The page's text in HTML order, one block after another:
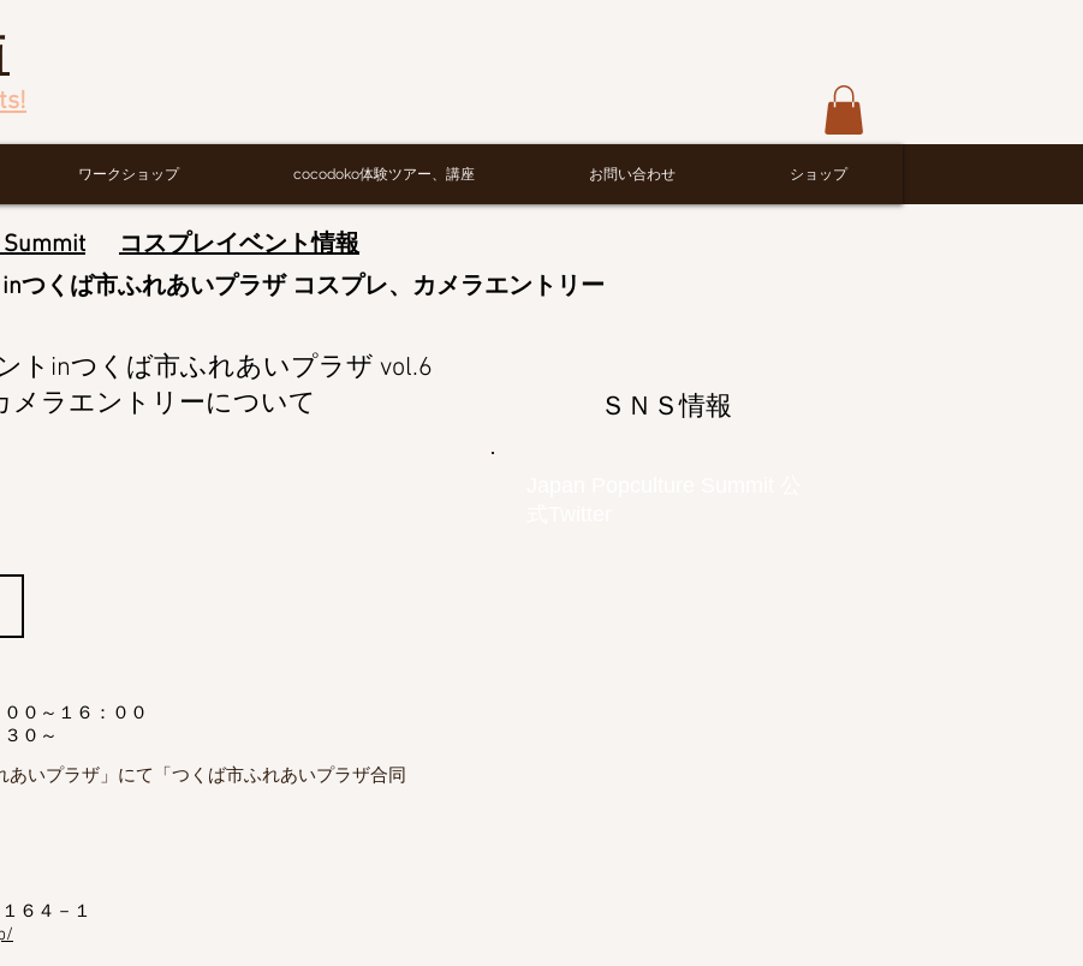
ワークショップ cocodoko体験ツアー、講座 お問い合わせ ショップ
​コスプレイベント情報
つくば市ふれあいプラザ コスプレ、カメラエントリー
トinつくば市ふれあいプラザ vol.6
メラエントリーについて
～１６：００
０～
いプラザ」にて「つくば市ふれあいプラザ合同
６４－１
ＳＮＳ情報